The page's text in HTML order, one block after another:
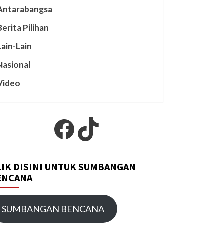
Pilihan
Lain
Facebook
TikTok
DISINI UNTUK SUMBANGAN
SUMBANGAN BENCANA